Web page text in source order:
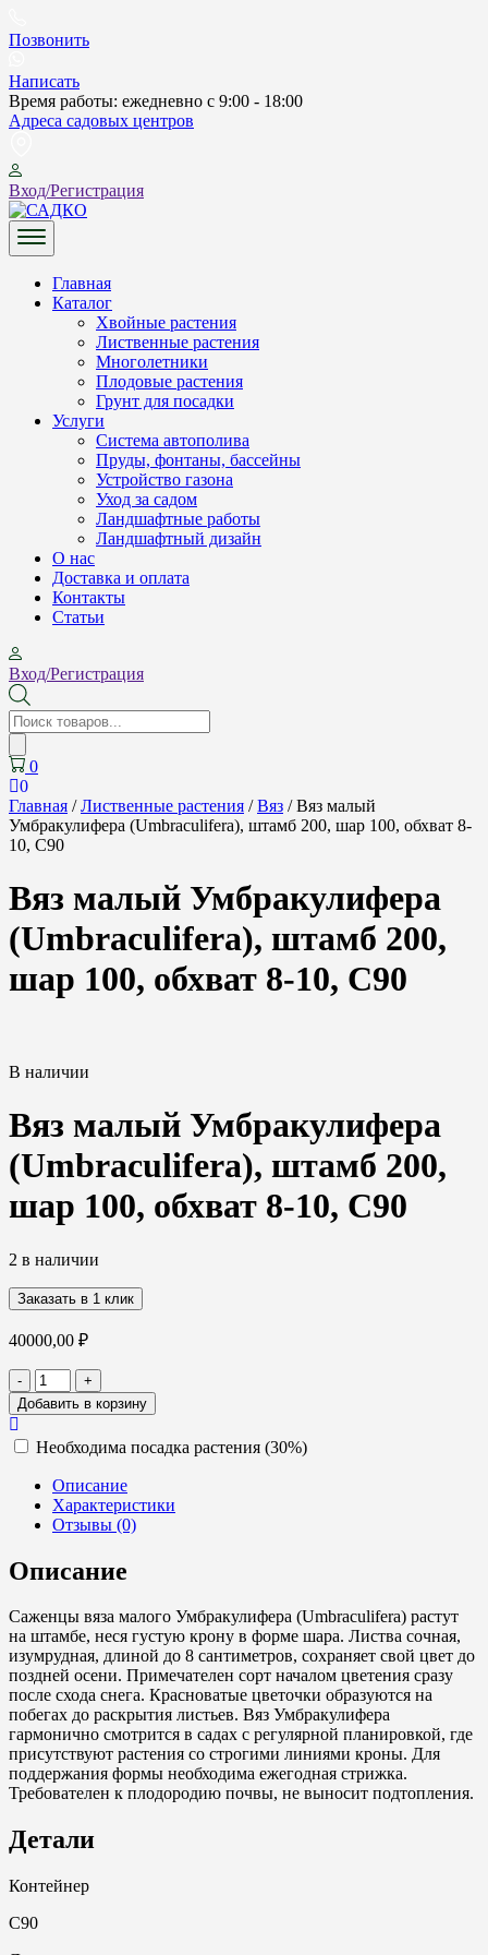
to
Позвонить
Написать
Время работы: ежедневно с 9:00 - 18:00
Адреса садовых центров
Вход/Регистрация
САДКО
Главная
Каталог
Хвойные растения
Лиственные растения
Многолетники
Плодовые растения
Грунт для посадки
Услуги
Система автополива
Пруды, фонтаны, бассейны
Устройство газона
Уход за садом
Ландшафтные работы
Ландшафтный дизайн
О нас
Доставка и оплата
Контакты
Cтатьи
Вход/Регистрация
Поиск
товаров
0
0
Главная /Лиственные растения /Вяз / Вяз малый
Умбракулифера (Umbraculifera), штамб 200, шар 100, обхват 8-
10, С90
Вяз малый Умбракулифера
(Umbraculifera), штамб 200,
шар 100, обхват 8-10, С90
В наличии
Вяз малый Умбракулифера
(Umbraculifera), штамб 200,
шар 100, обхват 8-10, С90
2 в наличии
Заказать в 1 клик
40000,00 ₽
-
Количество
товара
Вяз
Умбракулифера
(Umbraculifera),
штамб
200,
шар
обхват
10,
С90
+
Добавить в корзину
Необходима посадка растения (30%)
Описание
Характеристики
Отзывы (0)
Описание
Саженцы вяза малого Умбракулифера (Umbraculifera) растут
на штамбе, неся густую крону в форме шара. Листва сочная,
изумрудная, длиной до 8 сантиметров, сохраняет свой цвет до
поздней осени. Примечателен сорт началом цветения сразу
после схода снега. Красноватые цветочки образуются на
побегах до раскрытия листьев. Вяз Умбракулифера
гармонично смотрится в садах с регулярной планировкой, где
присутствуют растения со строгими линиями кроны. Для
поддержания формы необходима ежегодная стрижка.
Требователен к плодородию почвы, не выносит подтопления.
Детали
Контейнер
С90